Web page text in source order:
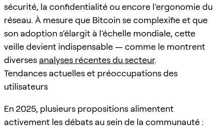
sécurité, la confidentialité ou encore l’ergonomie du
réseau. À mesure que Bitcoin se complexifie et que
son adoption s’élargit à l’échelle mondiale, cette
veille devient indispensable — comme le montrent
diverses analyses récentes du secteur.
Tendances actuelles et préoccupations des
utilisateurs
En 2025, plusieurs propositions alimentent
activement les débats au sein de la communauté :